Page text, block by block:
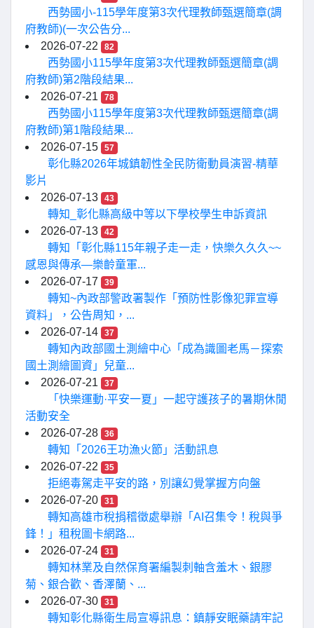
西勢國小-115學年度第3次代理教師甄選簡章(調
府教師)(一次公告分...
2026-07-22
82
西勢國小115學年度第3次代理教師甄選簡章(調
府教師)第2階段結果...
2026-07-21
78
西勢國小115學年度第3次代理教師甄選簡章(調
府教師)第1階段結果...
2026-07-15
57
彰化縣2026年城鎮韌性全民防衛動員演習-精華
影片
2026-07-13
43
轉知_彰化縣高級中等以下學校學生申訴資訊
2026-07-13
42
轉知「彰化縣115年親子走一走，快樂久久久~~
感恩與傳承—樂齡童軍...
2026-07-17
39
轉知~內政部警政署製作「預防性影像犯罪宣導
資料」，公告周知，...
2026-07-14
37
轉知內政部國土測繪中心「成為識圖老馬－探索
國土測繪圖資」兒童...
2026-07-21
37
「快樂運動·平安一夏」一起守護孩子的暑期休閒
活動安全
2026-07-28
36
轉知「2026王功漁火節」活動訊息
2026-07-22
35
拒絕毒駕走平安的路，別讓幻覺掌握方向盤
2026-07-20
31
轉知高雄市稅捐稽徵處舉辦「AI召集令！稅與爭
鋒！」租稅圖卡網路...
2026-07-24
31
轉知林業及自然保育署編製刺軸含羞木、銀膠
菊、銀合歡、香澤蘭、...
2026-07-30
31
轉知彰化縣衛生局宣導訊息：鎮靜安眠藥請牢記